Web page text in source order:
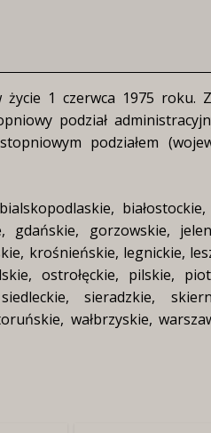
1 czerwca 1975 roku.
podział
podziałem
gdańskie, gorzowskie,
krośnieńskie, legnickie,
ostrołęckie, pilskie,
sieradzkie,
wałbrzyskie,